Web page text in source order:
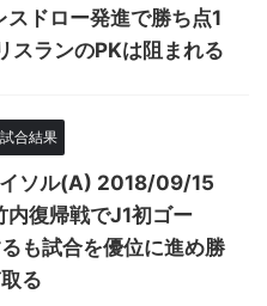
スドロー発進で勝ち点1
スランのPKは阻まれる
試合結果
ソル(A) 2018/09/15
内復帰戦でJ1初ゴー
も試合を優位に進め勝
る